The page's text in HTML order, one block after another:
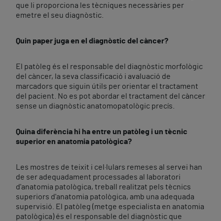
que li proporciona les tècniques necessàries per
emetre el seu diagnòstic.
Quin paper juga en el diagnòstic del càncer?
El patòleg és el responsable del diagnòstic morfològic
del càncer, la seva classificació i avaluació de
marcadors que siguin útils per orientar el tractament
del pacient. No es pot abordar el tractament del càncer
sense un diagnòstic anatomopatològic precís.
Quina diferència hi ha entre un patòleg i un tècnic
superior en anatomia patològica?
Les mostres de teixit i cel·lulars remeses al servei han
de ser adequadament processades al laboratori
d'anatomia patològica, treball realitzat pels tècnics
superiors d'anatomia patològica, amb una adequada
supervisió. El patòleg (metge especialista en anatomia
patològica) és el responsable del diagnòstic que